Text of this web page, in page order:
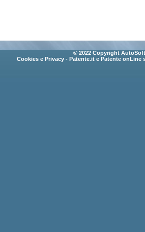
© 2022 Copyright
Cookies e Privacy - Patente.it e Patente onLine